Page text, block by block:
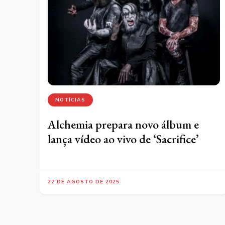
NOTÍCIAS
Alchemia prepara novo álbum e
lança vídeo ao vivo de ‘Sacrifice’
27 DE AGOSTO DE 2025